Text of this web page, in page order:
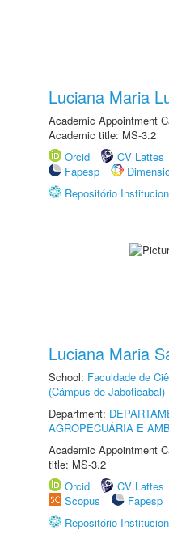
Luciana Maria
Academic Appointment
Academic title: MS-3.2
Orcid
CV Lattes
Fapesp
Repositório
Luciana Maria
School: Faculdade de
(Câmpus de Jaboticabal)
Department:
AGROPECUÁRIA E
Academic Appointment
title: MS-3.2
Orcid
CV Lattes
Scopus
Fapesp
Repositório